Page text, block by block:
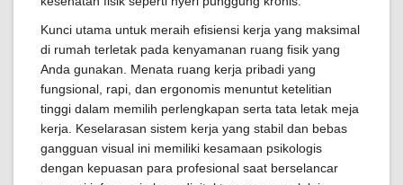
Kunci utama untuk meraih efisiensi kerja yang maksimal
di rumah terletak pada kenyamanan ruang fisik yang
Anda gunakan. Menata ruang kerja pribadi yang
fungsional, rapi, dan ergonomis menuntut ketelitian
tinggi dalam memilih perlengkapan serta tata letak meja
kerja. Keselarasan sistem kerja yang stabil dan bebas
gangguan visual ini memiliki kesamaan psikologis
dengan kepuasan para profesional saat berselancar